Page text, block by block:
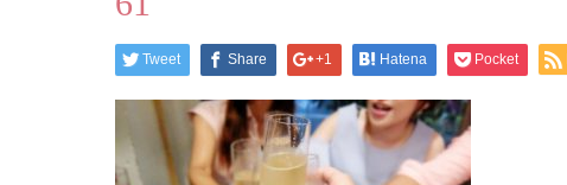
Tweet Share +1 Hatena Pocket